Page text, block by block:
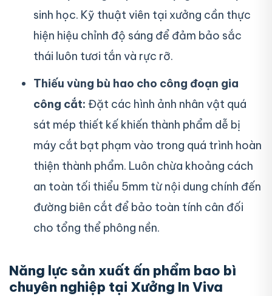
sinh học. Kỹ thuật viên tại xưởng cần thực
hiện hiệu chỉnh độ sáng để đảm bảo sắc
thái luôn tươi tắn và rực rỡ.
Thiếu vùng bù hao cho công đoạn gia
công cắt: Đặt các hình ảnh nhân vật quá
sát mép thiết kế khiến thành phẩm dễ bị
máy cắt bạt phạm vào trong quá trình hoàn
thiện thành phẩm. Luôn chừa khoảng cách
an toàn tối thiểu 5mm từ nội dung chính đến
đường biên cắt để bảo toàn tính cân đối
cho tổng thể phông nền.
Năng lực sản xuất ấn phẩm bao bì
chuyên nghiệp tại Xưởng In Viva